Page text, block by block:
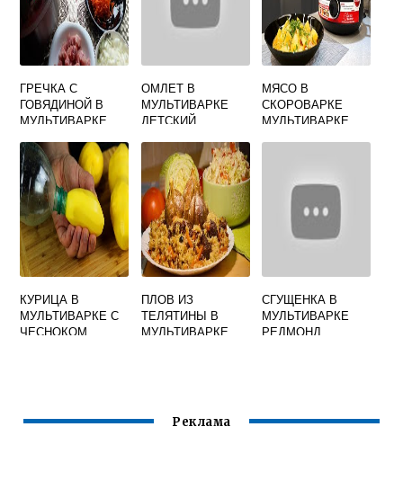
ГРЕЧКА С
ГОВЯДИНОЙ В
МУЛЬТИВАРКЕ
ОМЛЕТ В
МУЛЬТИВАРКЕ
ДЕТСКИЙ
МЯСО В
СКОРОВАРКЕ
МУЛЬТИВАРКЕ
КУРИЦА В
МУЛЬТИВАРКЕ С
ЧЕСНОКОМ
ПЛОВ ИЗ
ТЕЛЯТИНЫ В
МУЛЬТИВАРКЕ
СГУЩЕНКА В
МУЛЬТИВАРКЕ
РЕДМОНД
Реклама